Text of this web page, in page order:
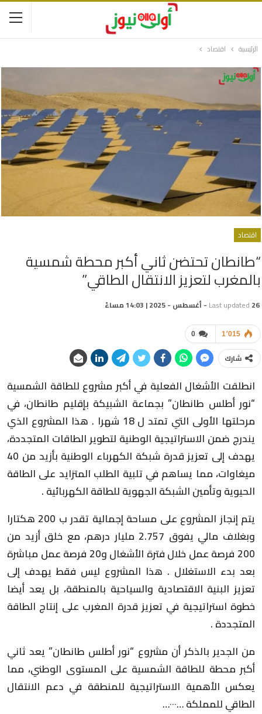
الرئيسية اقتصاد
اقتصاد
“طانطان تحتضن ثاني أكبر محطة شمسية
بالمغرب لتعزيز الانتقال الطاقي”
Last updated 26 - أغسطس - 2025 | 14:03 مساءً
0 1٬015
شارك
انطلقت الأشغال الفعلية في أكبر مشروع للطاقة الشمسية
“نور أطلس طانطان” بجماعة الشبيكة بإقليم طانطان، في
مرحلتها الأولى التي تمتد ل 18 شهرا . هذا المشروع الذي
يندرج ضمن الاستراتيجية الوطنية لتطوير الطاقات المتجددة،
يهدف إلى تعزيز قدرة شبكة الكهرباء الوطنية بأزيد من 40
ميغاوات، مما يساهم في تلبية الطلب المتزايد على الطاقة
الحيوية وتأمين الشبكة الجهوية للطاقة الكهربائية .
يتم إنجاز المشروع على مساحة إجمالية تقدر ب 200 هكتارا
وبغلاف مالي يفوق 2.757 مليار درهم، مع خلق أزيد من
200 فرصة عمل خلال فترة الأشغال و20 فرصة عمل مباشرة
بعد بدء الاستغلال . هذا المشروع ليس فقط يهدف إلى
تعزيز البنية الاقتصادية والسياحية بالمنطقة، بل يعد أيضا
خطوة استراتيجية في تعزيز قدرة المغرب على إنتاج الطاقة
المتجددة .
من الجدير بالذكر أن مشروع “نور أطلس طانطان” يعد ثاني
أكبر محطة للطاقة الشمسية على المستوى الوطني، مما
يعكس الأهمية الاستراتيجية للمنطقة في دعم الانتقال
الطاقي للمملكة …٠٠٠…